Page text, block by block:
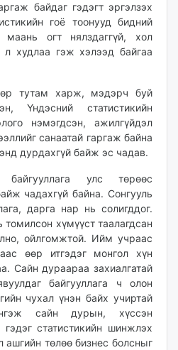
байдаг гэдэгт эргэлзэх
гоё тоонууд бидний
маань огт нялздаггүй, хол
л худлаа гэж хэлээд байгаа
тутам харж, мэдэрч буй
Үндэсний статистикийн
нэмэгдсэн, ажилгүйдэл
санаатай гаргаж байна
дурдахгүй байж эс чадав.
улс төрөөс
чадахгүй байна. Сонгууль
дарга нар нь солигддог.
хүмүүст таалагдсан
ойлгомжтой. Ийм учраас
өөр итгэдэг монгол хүн
Сайн дураараа захиалгатай
байгууллага ч олон
чухал үнэн байх учиртай
сайн дурын, хүссэн
гэдэг статистикийн шинжлэх
ашгийн төлөө бизнес болсныг